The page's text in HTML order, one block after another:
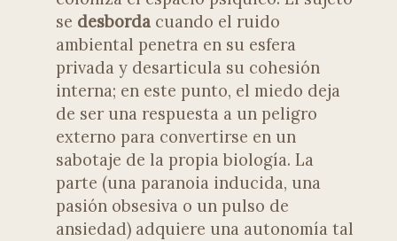
se desbordacuando el ruido
ambiental penetra en su esfera
privada y desarticula su cohesión
interna; en este punto, el miedo deja
de ser una respuesta a un peligro
externo para convertirse en un
sabotaje de la propia biología. La
parte (una paranoia inducida, una
pasión obsesiva o un pulso de
ansiedad) adquiere una autonomía tal